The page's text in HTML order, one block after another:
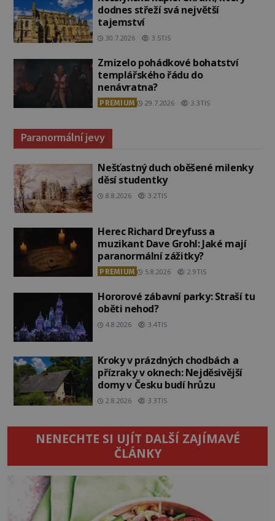
dodnes střeží svá největší
tajemství
30.7.2026 3.5TIS
Zmizelo pohádkové bohatství
templářského řádu do
nenávratna?
PREMIUM 29.7.2026 3.3TIS
Paranormální jevy
Nešťastný duch oběšené milenky
děsí studentky
8.8.2026 3.2TIS
Herec Richard Dreyfuss a
muzikant Dave Grohl: Jaké mají
paranormální zážitky?
PREMIUM 5.8.2026 2.9TIS
Hororové zábavní parky: Straší tu
oběti nehod?
4.8.2026 3.4TIS
Kroky v prázdných chodbách a
přízraky v oknech: Nejděsivější
domy v Česku budí hrůzu
2.8.2026 3.3TIS
NENECHTE SI UJÍT DALŠÍ ZAJÍMAVÉ
ČLÁNKY